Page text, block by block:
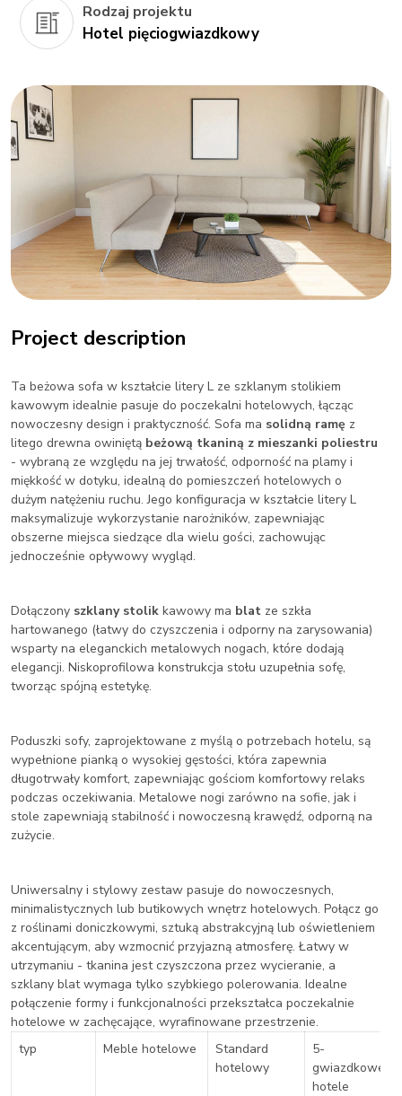
Rodzaj projektu
Hotel pięciogwiazdkowy
Project description
Ta beżowa sofa w kształcie litery L ze szklanym stolikiem
kawowym idealnie pasuje do poczekalni hotelowych, łącząc
nowoczesny design i praktyczność. Sofa ma solidną ramę z
litego drewna owiniętą beżową tkaniną z mieszanki poliestru
- wybraną ze względu na jej trwałość, odporność na plamy i
miękkość w dotyku, idealną do pomieszczeń hotelowych o
dużym natężeniu ruchu. Jego konfiguracja w kształcie litery L
maksymalizuje wykorzystanie narożników, zapewniając
obszerne miejsca siedzące dla wielu gości, zachowując
jednocześnie opływowy wygląd.
Dołączony szklany stolik kawowy ma blat ze szkła
hartowanego (łatwy do czyszczenia i odporny na zarysowania)
wsparty na eleganckich metalowych nogach, które dodają
elegancji. Niskoprofilowa konstrukcja stołu uzupełnia sofę,
tworząc spójną estetykę.
Poduszki sofy, zaprojektowane z myślą o potrzebach hotelu, są
wypełnione pianką o wysokiej gęstości, która zapewnia
długotrwały komfort, zapewniając gościom komfortowy relaks
podczas oczekiwania. Metalowe nogi zarówno na sofie, jak i
stole zapewniają stabilność i nowoczesną krawędź, odporną na
zużycie.
Uniwersalny i stylowy zestaw pasuje do nowoczesnych,
minimalistycznych lub butikowych wnętrz hotelowych. Połącz go
z roślinami doniczkowymi, sztuką abstrakcyjną lub oświetleniem
akcentującym, aby wzmocnić przyjazną atmosferę. Łatwy w
utrzymaniu - tkanina jest czyszczona przez wycieranie, a
szklany blat wymaga tylko szybkiego polerowania. Idealne
połączenie formy i funkcjonalności przekształca poczekalnie
hotelowe w zachęcające, wyrafinowane przestrzenie.
typ
Meble hotelowe
Standard
hotelowy
5-
gwiazdkowe
hotele